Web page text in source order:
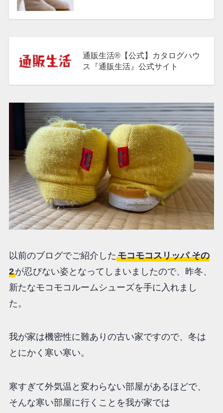
通販生活®【公式】カタログハウ
ス『通販生活』公式サイト
以前のブログでご紹介したモコモコスリッパ その
2が忍びない姿となってしまいましたので、昨冬、
新たなモコモコルームシューズを手に入れまし
た。
我が家は機密性に難ありの古い家ですので、冬は
とにかく寒い寒い。
寒すぎて外気温と変わらない部屋があるほどで、
そんな寒い部屋に行くことを我が家では